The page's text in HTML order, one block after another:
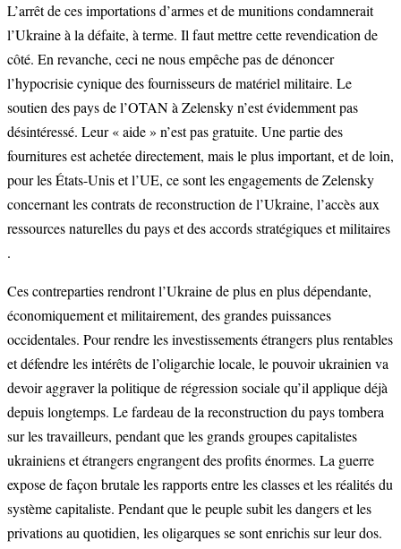
L’arrêt de ces importations d’armes et de munitions condamnerait
l’Ukraine à la défaite, à terme. Il faut mettre cette revendication de
côté. En revanche, ceci ne nous empêche pas de dénoncer
l’hypocrisie cynique des fournisseurs de matériel militaire. Le
soutien des pays de l’OTAN à Zelensky n’est évidemment pas
désintéressé. Leur « aide » n’est pas gratuite. Une partie des
fournitures est achetée directement, mais le plus important, et de loin,
pour les États-Unis et l’UE, ce sont les engagements de Zelensky
concernant les contrats de reconstruction de l’Ukraine, l’accès aux
ressources naturelles du pays et des accords stratégiques et militaires
.
Ces contreparties rendront l’Ukraine de plus en plus dépendante,
économiquement et militairement, des grandes puissances
occidentales. Pour rendre les investissements étrangers plus rentables
et défendre les intérêts de l’oligarchie locale, le pouvoir ukrainien va
devoir aggraver la politique de régression sociale qu’il applique déjà
depuis longtemps. Le fardeau de la reconstruction du pays tombera
sur les travailleurs, pendant que les grands groupes capitalistes
ukrainiens et étrangers engrangent des profits énormes. La guerre
expose de façon brutale les rapports entre les classes et les réalités du
système capitaliste. Pendant que le peuple subit les dangers et les
privations au quotidien, les oligarques se sont enrichis sur leur dos.